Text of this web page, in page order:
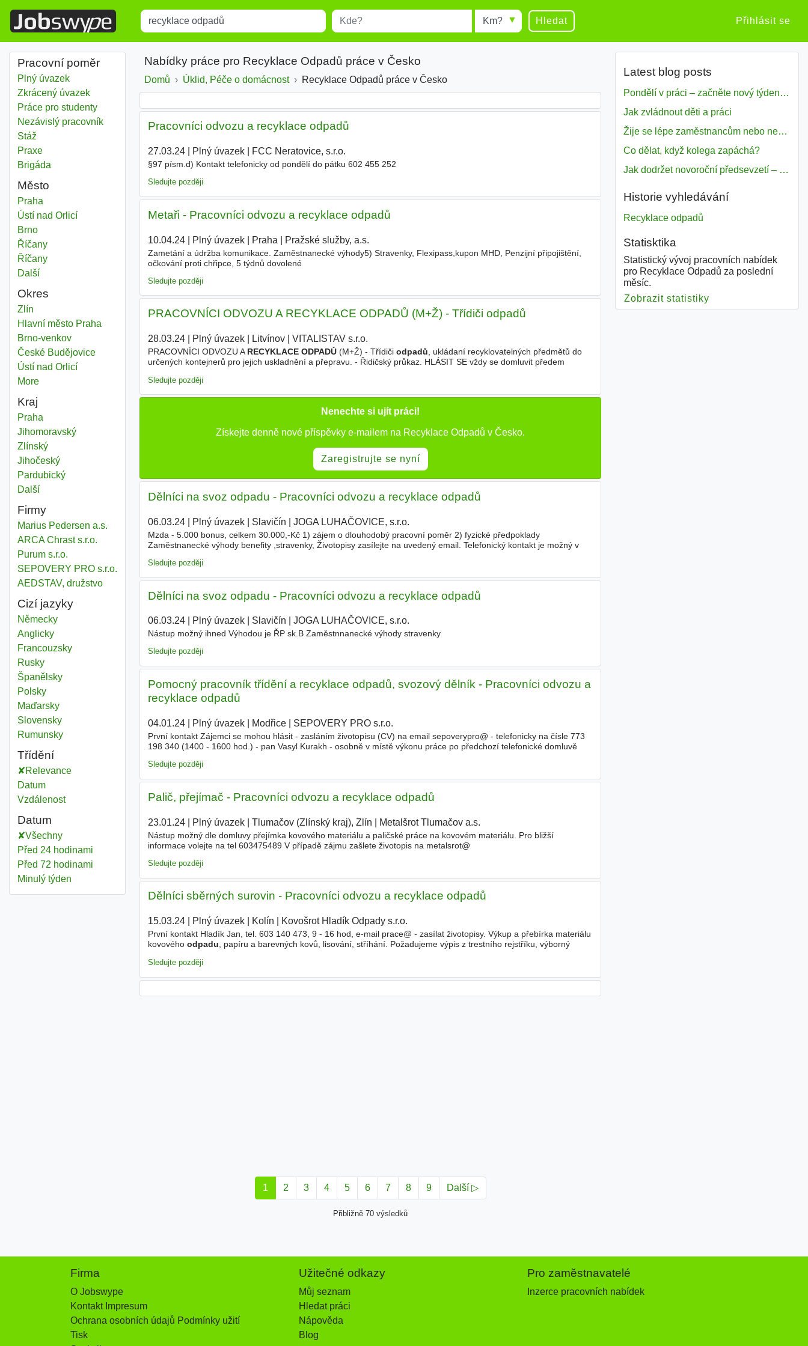
Title Místo
results.
Radius Hledat Přihlásit se
Pracovní poměr
Plný úvazek
Zkrácený úvazek
Práce pro studenty
Nezávislý pracovník
Stáž
Praxe
Brigáda
Město
Recyklace odpadů
Praha
Recyklace odpadů
Ústí nad Orlicí
Recyklace odpadů
Brno
Recyklace odpadů
Říčany
Recyklace odpadů
Říčany
Dalšíměsta
Okres
Recyklace odpadů
Zlín
Recyklace odpadů
Hlavní město Praha
Recyklace odpadů
Brno-venkovOkres
Recyklace odpadů
České BudějoviceOkres
Recyklace odpadů
Ústí nad OrlicíOkres
Moredistricts
Kraj
Recyklace odpadů
Praha
Recyklace odpadů
JihomoravskýKraj
Recyklace odpadů
ZlínskýKraj
Recyklace odpadů
JihočeskýKraj
Recyklace odpadů
PardubickýKraj
Dalšíkraj
Firmy
Marius Pedersen a.s.
ARCA Chrast s.r.o.
Purum s.r.o.
SEPOVERY PRO s.r.o.
AEDSTAV, družstvo
Cizí jazyky
Německy
Anglicky
Francouzsky
Rusky
Španělsky
Polsky
Maďarsky
Slovensky
Rumunsky
Třídění
Relevance
Datum
Vzdálenost
Datum
Všechny
Před 24 hodinami
Před 72 hodinami
Minulý týden
Nabídky práce pro Recyklace Odpadů práce v Česko
Domů Úklid, Péče o domácnost Recyklace Odpadů práce v Česko
Pracovníci odvozu a recyklace odpadů
27.03.24| Plný úvazek| FCC Neratovice, s.r.o.
§97 písm.d) Kontakt telefonicky od pondělí do pátku 602 455 252
Sledujte později
Metaři - Pracovníci odvozu a recyklace odpadů
10.04.24| Plný úvazek| Praha Pražské služby, a.s.
Zametání a údržba komunikace. Zaměstnanecké výhody5) Stravenky, Flexipass,kupon MHD, Penzijní připojištění,
očkování proti chřipce, 5 týdnů dovolené
Sledujte později
PRACOVNÍCI ODVOZU A RECYKLACE ODPADŮ (M+Ž) - Třídiči odpadů
28.03.24| Plný úvazek| Litvínov| VITALISTAV s.r.o.
PRACOVNÍCI ODVOZU A RECYKLACE ODPADŮ(M+Ž) - Třídiči odpadů , ukládaní recyklovatelných předmětů do
určených kontejnerů pro jejich uskladnění a přepravu. - Řidičský průkaz. HLÁSIT SE vždy se domluvit předem
Sledujte později
Nenechte si ujít práci!
Získejte denně nové příspěvky e-mailem na Recyklace Odpadů v Česko.
Zaregistrujte se nyní
Dělníci na svoz odpadu - Pracovníci odvozu a recyklace odpadů
06.03.24| Plný úvazek| Slavičín JOGA LUHAČOVICE, s.r.o.
Mzda - 5.000 bonus, celkem 30.000,-Kč 1) zájem o dlouhodobý pracovní poměr 2) fyzické předpoklady
Zaměstnanecké výhody benefity ,stravenky, Životopisy zasílejte na uvedený email. Telefonický kontakt je možný v
Sledujte později
Dělníci na svoz odpadu - Pracovníci odvozu a recyklace odpadů
06.03.24| Plný úvazek| Slavičín JOGA LUHAČOVICE, s.r.o.
Nástup možný ihned Výhodou je ŘP sk.B Zaměstnnanecké výhody stravenky
Sledujte později
Pomocný pracovník třídění a recyklace odpadů, svozový dělník - Pracovníci odvozu a
recyklace odpadů
04.01.24| Plný úvazek| Modřice| SEPOVERY PRO s.r.o.
První kontakt Zájemci se mohou hlásit - zasláním životopisu (CV) na email sepoverypro@ - telefonicky na čísle 773
198 340 (1400 - 1600 hod.) - pan Vasyl Kurakh - osobně v místě výkonu práce po předchozí telefonické domluvě
Sledujte později
Palič, přejímač - Pracovníci odvozu a recyklace odpadů
23.01.24| Plný úvazek| Tlumačov (Zlínský kraj), Zlín Metalšrot Tlumačov a.s.
Nástup možný dle domluvy přejímka kovového materiálu a paličské práce na kovovém materiálu. Pro bližší
informace volejte na tel 603475489 V případě zájmu zašlete životopis na metalsrot@
Sledujte později
Dělníci sběrných surovin - Pracovníci odvozu a recyklace odpadů
15.03.24| Plný úvazek| Kolín Kovošrot Hladík Odpady s.r.o.
První kontakt Hladík Jan, tel. 603 140 473, 9 - 16 hod, e-mail prace@ - zasílat životopisy. Výkup a přebírka materiálu
kovového odpadu , papíru a barevných kovů, lisování, stříhání. Požadujeme výpis z trestního rejstříku, výborný
Sledujte později
1 2 3 4 5 6 7 8 9 Další ▷
Přibližně 70 výsledků
Latest blog posts
Pondělí v práci – začněte nový týden s motivací
Jak zvládnout děti a práci
Žije se lépe zaměstnancům nebo nezavislým pracovníkům
Co dělat, když kolega zapáchá?
Jak dodržet novoroční předsevzetí – naše tipy pro dobrý začátek roku 2018
Historie vyhledávání
Recyklace odpadů
Statisktika
Statistický vývoj pracovních nabídek
pro Recyklace Odpadů za poslední
měsíc.
Zobrazit statistiky
Firma
O Jobswype
Kontakt Impresum
Ochrana osobních údajů Podmínky užití
Tisk
Užitečné odkazy
Můj seznam
Hledat práci
Nápověda
Blog
Pro zaměstnavatelé
Inzerce pracovních nabídek